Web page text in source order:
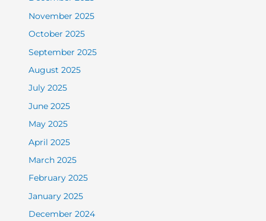
November 2025
October 2025
September 2025
August 2025
July 2025
June 2025
May 2025
April 2025
March 2025
February 2025
January 2025
December 2024